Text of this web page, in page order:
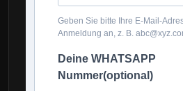
Geben Sie bitte Ihre E-Mail-
Anmeldung an, z. B.
Deine WHATSAPP
Nummer(optional)